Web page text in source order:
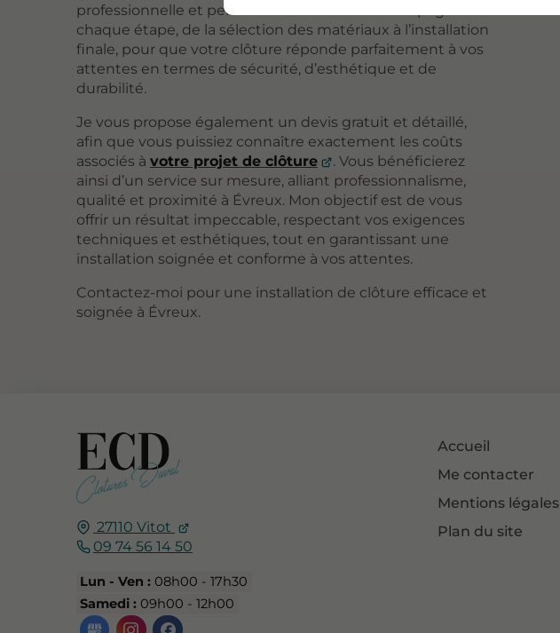
professionnelle et personnalisée. Je vous accompagne à
chaque étape, de la sélection des matériaux à l’installation
finale, pour que votre clôture réponde parfaitement à vos
attentes en termes de sécurité, d’esthétique et de
durabilité.
Je vous propose également un devis gratuit et détaillé,
afin que vous puissiez connaître exactement les coûts
associés à votre projet de clôture
. Vous bénéficierez
ainsi d’un service sur mesure, alliant professionnalisme,
qualité et proximité à Évreux. Mon objectif est de vous
offrir un résultat impeccable, respectant vos exigences
techniques et esthétiques, tout en garantissant une
installation soignée et conforme à vos attentes.
Contactez-moi pour une installation de clôture efficace et
soignée à Évreux.
27110 Vitot
09 74 56 14 50
Lun - Ven : 08h00 - 17h30
Samedi : 09h00 - 12h00
Accueil
Me contacter
Mentions légales
Plan du site